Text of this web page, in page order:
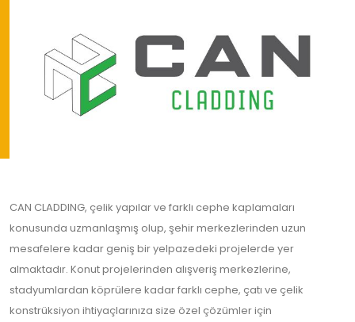
CAN CLADDING, çelik yapılar ve farklı cephe kaplamaları
konusunda uzmanlaşmış olup, şehir merkezlerinden uzun
mesafelere kadar geniş bir yelpazedeki projelerde yer
almaktadır. Konut projelerinden alışveriş merkezlerine,
stadyumlardan köprülere kadar farklı cephe, çatı ve çelik
konstrüksiyon ihtiyaçlarınıza size özel çözümler için